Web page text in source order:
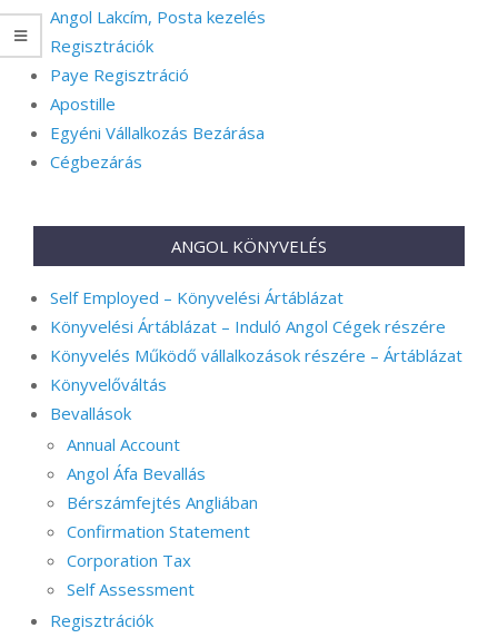
Angol Lakcím, Posta kezelés
Regisztrációk
Paye Regisztráció
Apostille
Egyéni Vállalkozás Bezárása
Cégbezárás
ANGOL KÖNYVELÉS
Self Employed – Könyvelési Ártáblázat
Könyvelési Ártáblázat – Induló Angol Cégek részére
Könyvelés Működő vállalkozások részére – Ártáblázat
Könyvelőváltás
Bevallások
Annual Account
Angol Áfa Bevallás
Bérszámfejtés Angliában
Confirmation Statement
Corporation Tax
Self Assessment
Regisztrációk